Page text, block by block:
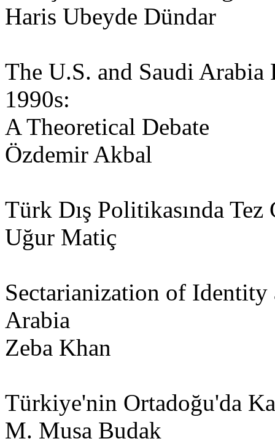
Haris Ubeyde Dündar
The U.S. and Saudi
1990s:
A Theoretical Debate
Özdemir Akbal
Türk Dış Politikasında Tez
Uğur Matiç
Sectarianization of
Arabia
Zeba Khan
Türkiye'nin Ortadoğu'da
M. Musa Budak